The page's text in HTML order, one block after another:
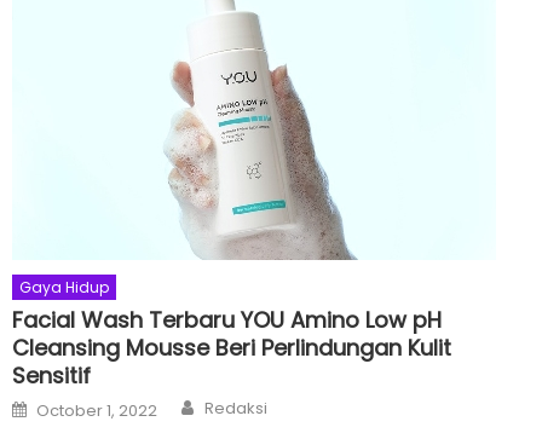
Gaya Hidup
Facial Wash Terbaru YOU Amino Low pH
Cleansing Mousse Beri Perlindungan Kulit
Sensitif
Posted
on
October 1, 2022 Author
Redaksi